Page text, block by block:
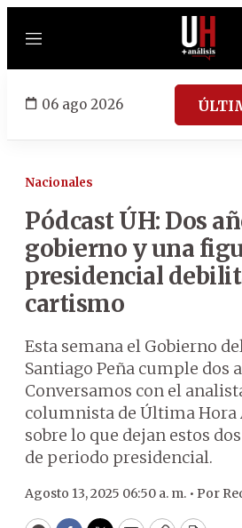
Menú
06 ago 2026
Nacionales
Pódcast ÚH: Dos
gobierno y una
presidencial
cartismo
Esta semana el Gobierno
Santiago Peña cumple dos
Conversamos con el
columnista de Última Hora
sobre lo que dejan estos
de periodo presidencial.
Agosto 13, 2025 06:50 a. m. • Por